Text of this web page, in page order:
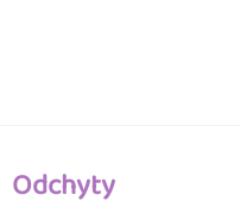
Odchyty